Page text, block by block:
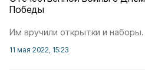
Победы
Им вручили открытки и наборы.
11 мая 2022, 15:23